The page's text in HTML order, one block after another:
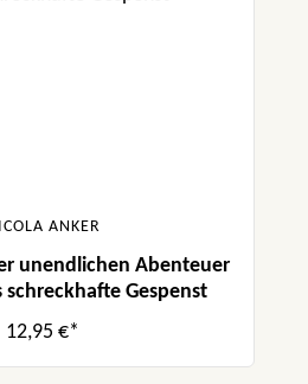
ANKER
unendlichen Abenteuer
schreckhafte Gespenst
12,95 €*